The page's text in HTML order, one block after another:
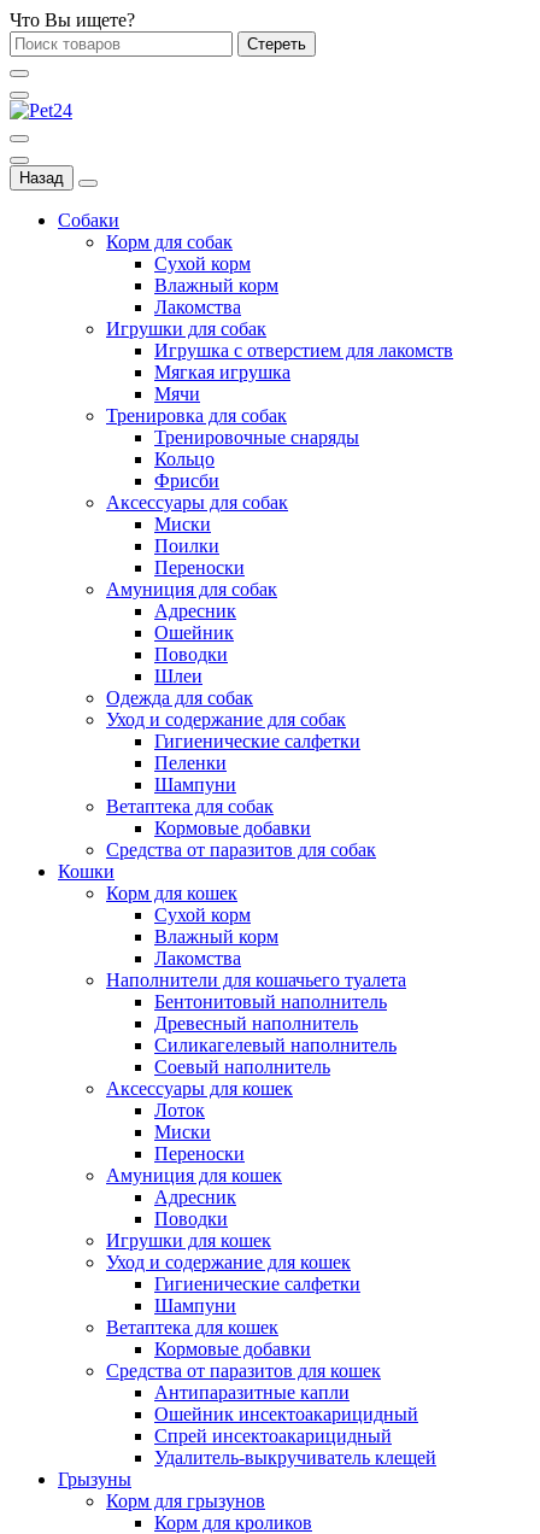
Что Вы ищете?
Стереть
Назад
Собаки
Корм для собак
Сухой корм
Влажный корм
Лакомства
Игрушки для собак
Игрушка с отверстием для лакомств
Мягкая игрушка
Мячи
Тренировка для собак
Тренировочные снаряды
Кольцо
Фрисби
Аксессуары для собак
Миски
Поилки
Переноски
Амуниция для собак
Адресник
Ошейник
Поводки
Шлеи
Одежда для собак
Уход и содержание для собак
Гигиенические салфетки
Пеленки
Шампуни
Ветаптека для собак
Кормовые добавки
Средства от паразитов для собак
Кошки
Корм для кошек
Сухой корм
Влажный корм
Лакомства
Наполнители для кошачьего туалета
Бентонитовый наполнитель
Древесный наполнитель
Силикагелевый наполнитель
Соевый наполнитель
Аксессуары для кошек
Лоток
Миски
Переноски
Амуниция для кошек
Адресник
Поводки
Игрушки для кошек
Уход и содержание для кошек
Гигиенические салфетки
Шампуни
Ветаптека для кошек
Кормовые добавки
Средства от паразитов для кошек
Антипаразитные капли
Ошейник инсектоакарицидный
Спрей инсектоакарицидный
Удалитель-выкручиватель клещей
Грызуны
Корм для грызунов
Корм для кроликов